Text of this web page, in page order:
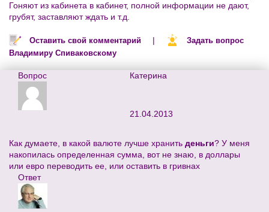
Гоняют из кабинета в кабинет, полной информации не дают,
грубят, заставляют ждать и т.д.
Оставить свой комментарий |
Задать вопрос
Владимиру Спиваковскому
Вопрос Катерина
21.04.2013
Как думаете, в какой валюте лучше хранить деньги? У меня
накопилась определенная сумма, вот не знаю, в доллары
или евро переводить ее, или оставить в гривнах
Ответ